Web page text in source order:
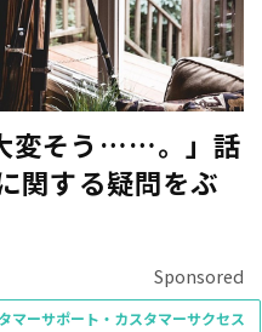
変そう……。」話
関する疑問をぶ
Sponsored
マーサポート・カスタマーサクセス